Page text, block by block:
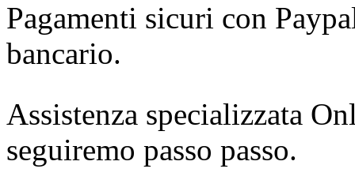
Pagamenti sicuri con
bancario.
Assistenza specializzata
seguiremo passo passo.